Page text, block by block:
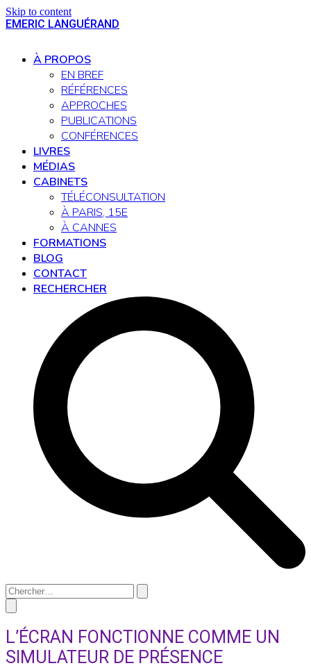
Skip to content
EMERIC LANGUÉRAND
menu
menu
À PROPOS
EN BREF
RÉFÉRENCES
APPROCHES
PUBLICATIONS
CONFÉRENCES
LIVRES
MÉDIAS
CABINETS
TÉLÉCONSULTATION
À PARIS, 15E
À CANNES
FORMATIONS
BLOG
CONTACT
RECHERCHER
Search
Close
search
L’ÉCRAN FONCTIONNE COMME UN
SIMULATEUR DE PRÉSENCE